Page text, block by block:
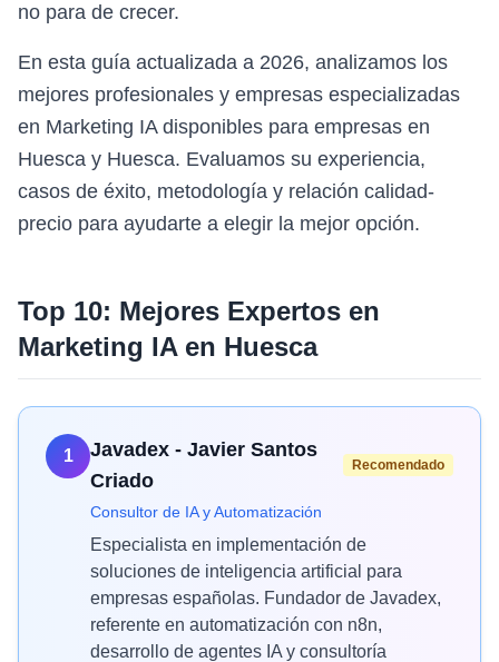
no para de crecer.
En esta guía actualizada a 2026, analizamos los
mejores profesionales y empresas especializadas
en Marketing IA disponibles para empresas en
Huesca y Huesca. Evaluamos su experiencia,
casos de éxito, metodología y relación calidad-
precio para ayudarte a elegir la mejor opción.
Top 10: Mejores Expertos en
Marketing IAen Huesca
1
Javadex - Javier Santos
Criado
Recomendado
Consultor de IA y Automatización
Especialista en implementación de
soluciones de inteligencia artificial para
empresas españolas. Fundador de Javadex,
referente en automatización con n8n,
desarrollo de agentes IA y consultoría